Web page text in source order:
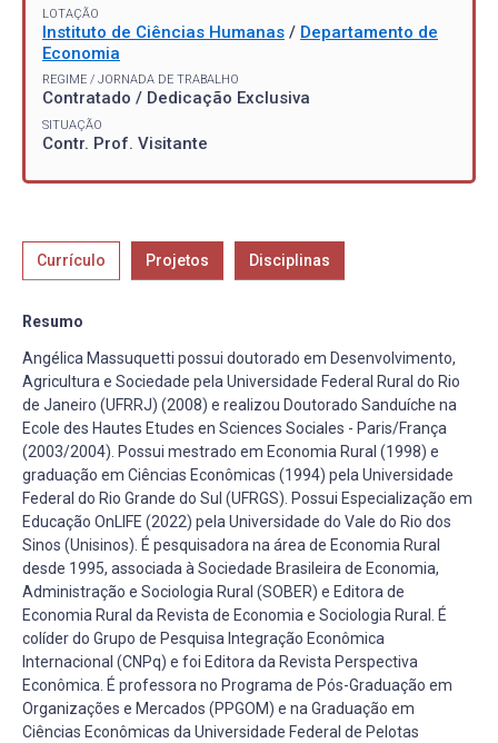
LOTAÇÃO
Instituto de Ciências Humanas / Departamento de
Economia
REGIME / JORNADA DE TRABALHO
Contratado / Dedicação Exclusiva
SITUAÇÃO
Contr. Prof. Visitante
Currículo Projetos Disciplinas
Resumo
Angélica Massuquetti possui doutorado em Desenvolvimento,
Agricultura e Sociedade pela Universidade Federal Rural do Rio
de Janeiro (UFRRJ) (2008) e realizou Doutorado Sanduíche na
Ecole des Hautes Etudes en Sciences Sociales - Paris/França
(2003/2004). Possui mestrado em Economia Rural (1998) e
graduação em Ciências Econômicas (1994) pela Universidade
Federal do Rio Grande do Sul (UFRGS). Possui Especialização em
Educação OnLIFE (2022) pela Universidade do Vale do Rio dos
Sinos (Unisinos). É pesquisadora na área de Economia Rural
desde 1995, associada à Sociedade Brasileira de Economia,
Administração e Sociologia Rural (SOBER) e Editora de
Economia Rural da Revista de Economia e Sociologia Rural. É
colíder do Grupo de Pesquisa Integração Econômica
Internacional (CNPq) e foi Editora da Revista Perspectiva
Econômica. É professora no Programa de Pós-Graduação em
Organizações e Mercados (PPGOM) e na Graduação em
Ciências Econômicas da Universidade Federal de Pelotas